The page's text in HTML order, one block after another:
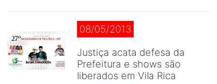
08/05/2013
Justiça acata defesa da
Prefeitura e shows são
liberados em Vila Rica